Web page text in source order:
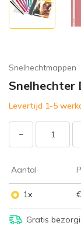
Snelhechtmappen
Snelhechter
Levertijd 1-5
−
Aantal
1x
Gratis